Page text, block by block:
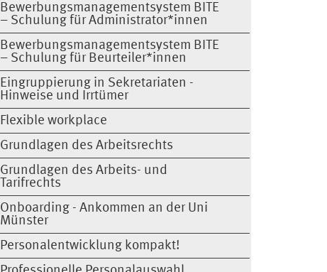
Bewerbungsmanagementsystem BITE
– Schulung für Administrator*innen
Bewerbungsmanagementsystem BITE
– Schulung für Beurteiler*innen
Eingruppierung in Sekretariaten -
Hinweise und Irrtümer
Flexible workplace
Grundlagen des Arbeitsrechts
Grundlagen des Arbeits- und
Tarifrechts
Onboarding - Ankommen an der Uni
Münster
Personalentwicklung kompakt!